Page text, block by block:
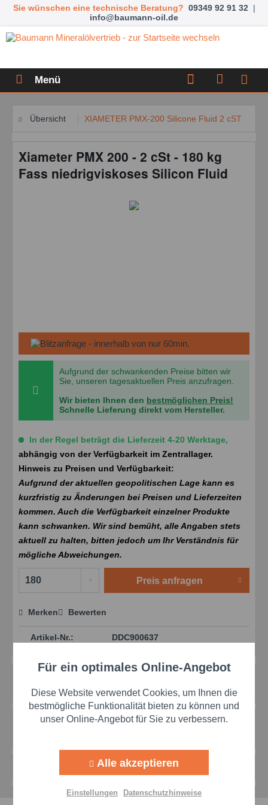
Sie wünschen eine technische Beratung? 09349 92 91 32 |
info@baumann-oil.de
Menü
Übersicht XIAMETER PMX-200 Silicone Fluid 2 cST
Xiameter PMX 200 - 2 cSt - 180 kg
Fass niedrigviskoses Silicon Fluid
Aufgrund der schwankenden Preise bitten wir
Sie, unseren tagesaktuellen Preis anzufragen.
Wir bieten Ihnen den bestmöglichen Preis!
Schnelle Lieferung direkt vom Hersteller.
In der Regel beträgt die Lieferzeit 4-20 Werktage,
abhängig von der Verfügbarkeit im Zentrallager.
Hinweis zu Preisen und Verfügbarkeit:
Aufgrund der aktuellen geopolitischen Lage kann es
kurzfristig zu Änderungen bei Preisen und Lieferzeiten
kommen. Auch die Verfügbarkeit einzelner Produkte
kann schwanken. Wir sind bemüht, alle Angaben stets
aktuell zu halten, bitten jedoch um Ihr Verständnis für
mögliche Abweichungen.
Preis anfragen
Preis anfragen
Merken Bewerten
Artikel-Nr.: DDC900637
mehr
Bewertungen
0
Funktionale Aktiv
Marketing Aktiv
Personalisierung Aktiv
Für ein optimales Online-Angebot
Diese Website verwendet Cookies, um Ihnen die
bestmögliche Funktionalität bieten zu können und
unser Online-Angebot für Sie zu verbessern.
Alle akzeptieren
Einstellungen Datenschutzhinweise